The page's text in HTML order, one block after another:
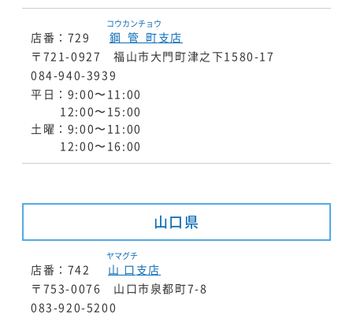
店番：729 鋼管町
コウカンチョウ
支店
〒721-0927 福山市大門町津之下1580-17
084-940-3939
平日：9:00〜11:00
12:00〜15:00
土曜：9:00〜11:00
12:00〜16:00
山口県
店番：742 山口
ヤマグチ
支店
〒753-0076 山口市泉都町7-8
083-920-5200